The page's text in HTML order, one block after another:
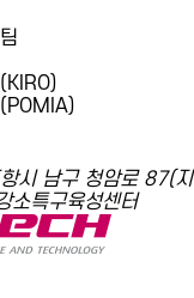
시 남구 청암로 87(
소특구육성센터